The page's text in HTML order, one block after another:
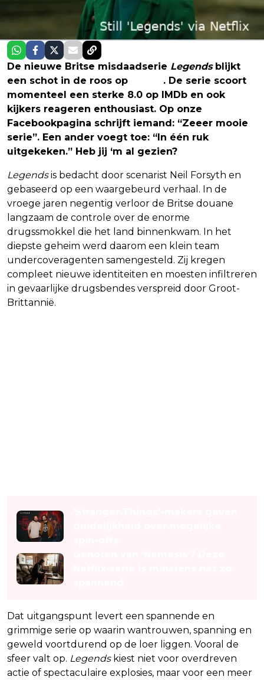
De nieuwe Britse misdaadserie Legendsblijkt
een schot in de roos op
. De serie scoort
momenteel een sterke 8.0 op IMDb en ook
kijkers reageren enthousiast. Op onze
Facebookpagina schrijft iemand: “Zeeer mooie
serie”. Een ander voegt toe: “In één ruk
uitgekeken.” Heb jij ‘m al gezien?
Legendsis bedacht door scenarist Neil Forsyth en
gebaseerd op een waargebeurd verhaal. In de
vroege jaren negentig verloor de Britse douane
langzaam de controle over de enorme
drugssmokkel die het land binnenkwam. In het
diepste geheim werd daarom een klein team
undercoveragenten samengesteld. Zij kregen
compleet nieuwe identiteiten en moesten infiltreren
in gevaarlijke drugsbendes verspreid door Groot-
Brittannië.
Dat uitgangspunt levert een spannende en
grimmige serie op waarin wantrouwen, spanning en
geweld voortdurend op de loer liggen. Vooral de
sfeer valt op. Legendskiest niet voor overdreven
actie of spectaculaire explosies, maar voor een meer